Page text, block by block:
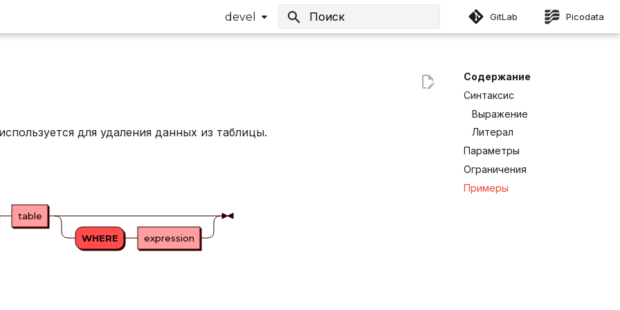
devel GitLab Picodata
Содержание
Синтаксис
Выражение
Литерал
Параметры
Ограничения
Примеры
используется для удаления данных из таблицы.
table
WHERE
expression